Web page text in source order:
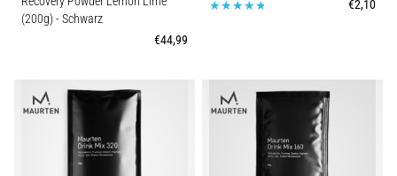
(200g)- Schwarz
€44,99
€2,10